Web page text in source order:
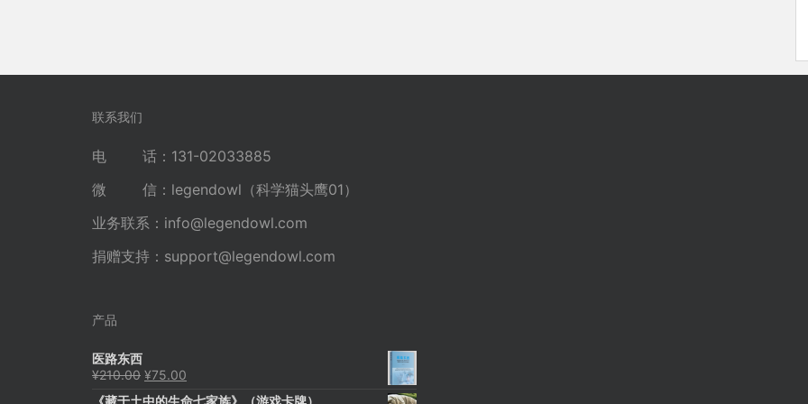
联系我们
电 话：131-02033885
微 信：legendowl（科学猫头鹰01）
业务联系： info@legendowl.com
捐赠支持： support@legendowl.com
产品
医路东西
¥210.00 原
¥75.00